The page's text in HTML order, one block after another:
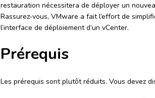
restauration nécessitera de déployer un
Rassurez-vous, VMware a fait l’effort de
l’interface de déploiement d’un vCenter.
Prérequis
Les prérequis sont plutôt réduits. Vous devez